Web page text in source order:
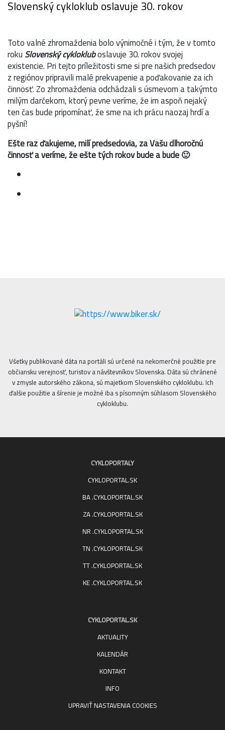
Slovenský cykloklub oslavuje 30. rokov
Toto valné zhromaždenia bolo výnimočné i tým, že v tomto
rokuSlovenský cyklokluboslavuje 30. rokov svojej
existencie. Pri tejto príležitosti sme si pre našich predsedov
z regiónov pripravili malé prekvapenie a poďakovanie za ich
činnosť. Zo zhromaždenia odchádzali s úsmevom a takýmto
milým darčekom, ktorý pevne veríme, že im aspoň nejaký
ten čas bude pripomínať, že sme na ich prácu naozaj hrdí a
pyšní!
Ešte raz ďakujeme, milí predsedovia, za Vašu dlhoročnú
činnosť a veríme, že ešte tých rokov bude a bude 🙂
Všetky publikované dáta na portáli sú určené na nekomerčné použitie pre
občiansku verejnosť, turistov a návštevníkov Slovenska. Dáta sú chránené
v zmysle autorského zákona, sú majetkom Slovenského cykloklubu. Ich
ďalšie použitie a šírenie je možné iba s písomným súhlasom Slovenského
cykloklubu.
CYKLOPORTALY
CYKLOPORTAL.SK
BA .CYKLOPORTAL.SK
ZA .CYKLOPORTAL.SK
NR .CYKLOPORTAL.SK
TN .CYKLOPORTAL.SK
TT .CYKLOPORTAL.SK
KE .CYKLOPORTAL.SK
CYKLOPORTAL.SK
AKTUALITY
KALENDÁR
KONTAKT
INFO
UPRAVIŤ NASTAVENIA COOKIES